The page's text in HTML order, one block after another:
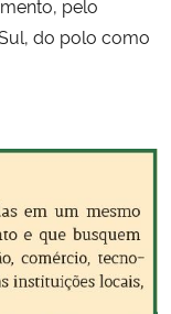
pelo
do polo como